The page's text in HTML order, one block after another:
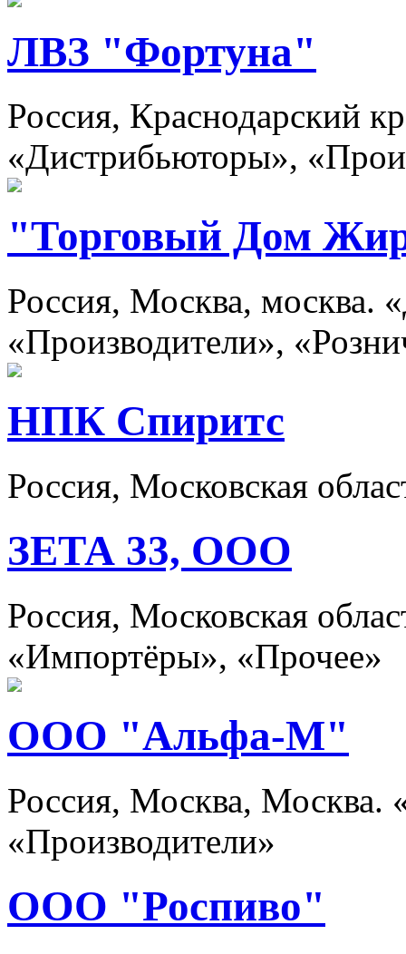
ЛВЗ "Фортуна"
Россия, Краснодарский
«Дистрибьюторы»,
"Торговый Дом
Россия, Москва, москва.
«Производители»,
НПК Спиритс
Россия, Московская
ЗЕТА 33, ООО
Россия, Московская
«Импортёры», «Прочее»
ООО "Альфа-М"
Россия, Москва, Москва.
«Производители»
ООО "Роспиво"